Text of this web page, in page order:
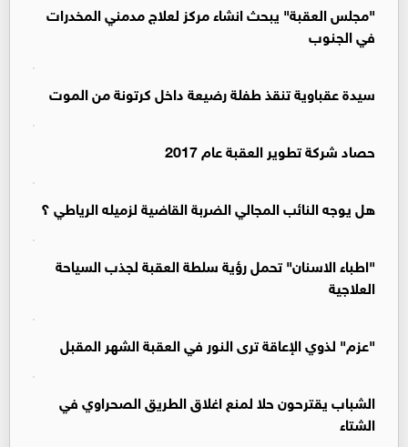
"مجلس العقبة" يبحث انشاء مركز لعلاج مدمني المخدرات
في الجنوب
سيدة عقباوية تنقذ طفلة رضيعة داخل كرتونة من الموت
حصاد شركة تطوير العقبة عام 2017
هل يوجه النائب المجالي الضربة القاضية لزميله الرياطي ؟
"اطباء الاسنان" تحمل رؤية سلطة العقبة لجذب السياحة
العلاجية
"عزم" لذوي الإعاقة ترى النور في العقبة الشهر المقبل
الشباب يقترحون حلا لمنع اغلاق الطريق الصحراوي في
الشتاء